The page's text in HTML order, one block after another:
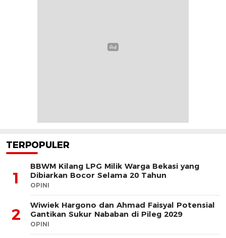
TERPOPULER
1
BBWM Kilang LPG Milik Warga Bekasi yang
Dibiarkan Bocor Selama 20 Tahun
OPINI
2
Wiwiek Hargono dan Ahmad Faisyal Potensial
Gantikan Sukur Nababan di Pileg 2029
OPINI